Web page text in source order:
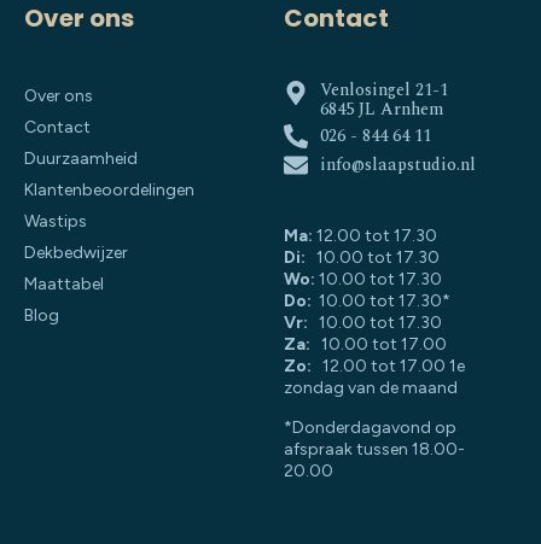
Over ons
Over ons
Contact
Duurzaamheid
Klantenbeoordelingen
Wastips
Dekbedwijzer
Maattabel
Blog
Contact
Venlosingel 21-1
6845 JL Arnhem
026 - 844 64 11
info@slaapstudio.nl
Ma: 12.00 tot 17.30
Di: 10.00 tot 17.30
Wo: 10.00 tot 17.30
Do: 10.00 tot 17.30*
Vr: 10.00 tot 17.30
Za: 10.00 tot 17.00
Zo: 12.00 tot 17.00 1e
zondag van de maand
*Donderdagavond op
afspraak tussen 18.00-
20.00